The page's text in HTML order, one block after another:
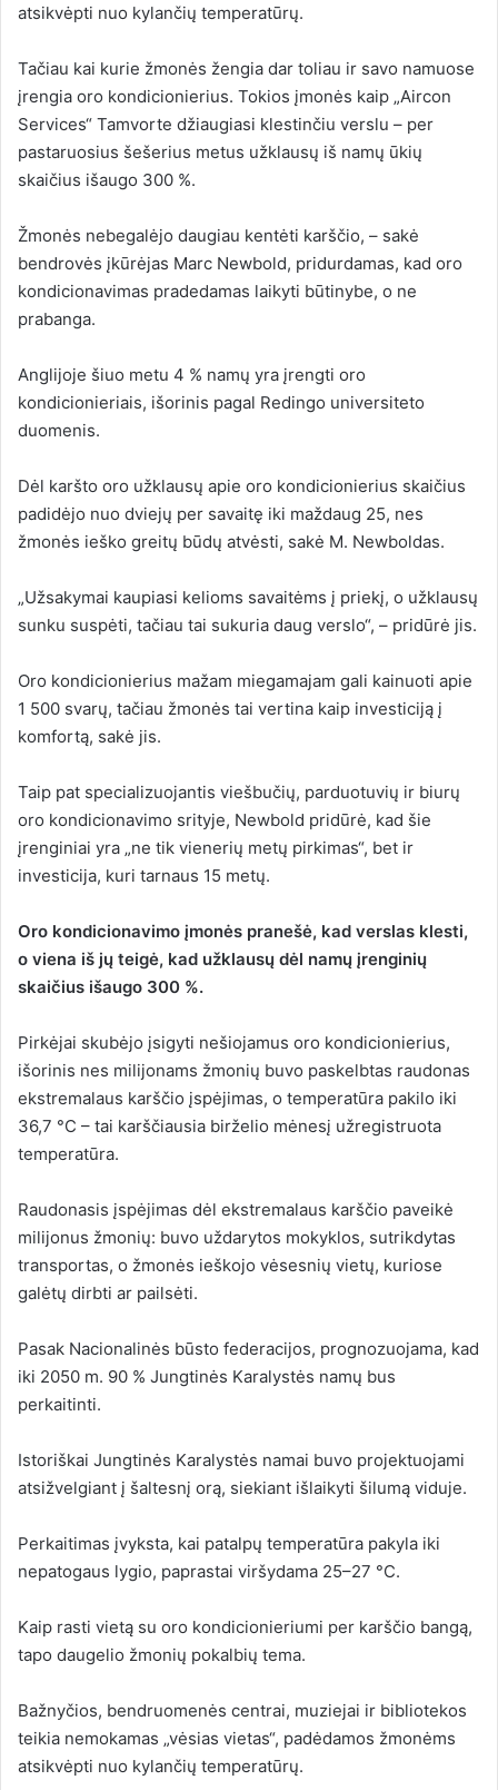
atsikvėpti nuo kylančių temperatūrų.
Tačiau kai kurie žmonės žengia dar toliau ir savo namuose
įrengia oro kondicionierius. Tokios įmonės kaip „Aircon
Services“ Tamvorte džiaugiasi klestinčiu verslu – per
pastaruosius šešerius metus užklausų iš namų ūkių
skaičius išaugo 300 %.
Žmonės nebegalėjo daugiau kentėti karščio, – sakė
bendrovės įkūrėjas Marc Newbold, pridurdamas, kad oro
kondicionavimas pradedamas laikyti būtinybe, o ne
prabanga.
Anglijoje šiuo metu 4 % namų yra įrengti oro
kondicionieriais, išorinis pagal Redingo universiteto
duomenis.
Dėl karšto oro užklausų apie oro kondicionierius skaičius
padidėjo nuo dviejų per savaitę iki maždaug 25, nes
žmonės ieško greitų būdų atvėsti, sakė M. Newboldas.
„Užsakymai kaupiasi kelioms savaitėms į priekį, o užklausų
sunku suspėti, tačiau tai sukuria daug verslo“, – pridūrė jis.
Oro kondicionierius mažam miegamajam gali kainuoti apie
1 500 svarų, tačiau žmonės tai vertina kaip investiciją į
komfortą, sakė jis.
Taip pat specializuojantis viešbučių, parduotuvių ir biurų
oro kondicionavimo srityje, Newbold pridūrė, kad šie
įrenginiai yra „ne tik vienerių metų pirkimas“, bet ir
investicija, kuri tarnaus 15 metų.
Oro kondicionavimo įmonės pranešė, kad verslas klesti,
o viena iš jų teigė, kad užklausų dėl namų įrenginių
skaičius išaugo 300 %.
Pirkėjai skubėjo įsigyti nešiojamus oro kondicionierius,
išorinis nes milijonams žmonių buvo paskelbtas raudonas
ekstremalaus karščio įspėjimas, o temperatūra pakilo iki
36,7 °C – tai karščiausia birželio mėnesį užregistruota
temperatūra.
Raudonasis įspėjimas dėl ekstremalaus karščio paveikė
milijonus žmonių: buvo uždarytos mokyklos, sutrikdytas
transportas, o žmonės ieškojo vėsesnių vietų, kuriose
galėtų dirbti ar pailsėti.
Pasak Nacionalinės būsto federacijos, prognozuojama, kad
iki 2050 m. 90 % Jungtinės Karalystės namų bus
perkaitinti.
Istoriškai Jungtinės Karalystės namai buvo projektuojami
atsižvelgiant į šaltesnį orą, siekiant išlaikyti šilumą viduje.
Perkaitimas įvyksta, kai patalpų temperatūra pakyla iki
nepatogaus lygio, paprastai viršydama 25–27 °C.
Kaip rasti vietą su oro kondicionieriumi per karščio bangą,
tapo daugelio žmonių pokalbių tema.
Bažnyčios, bendruomenės centrai, muziejai ir bibliotekos
teikia nemokamas „vėsias vietas“, padėdamos žmonėms
atsikvėpti nuo kylančių temperatūrų.